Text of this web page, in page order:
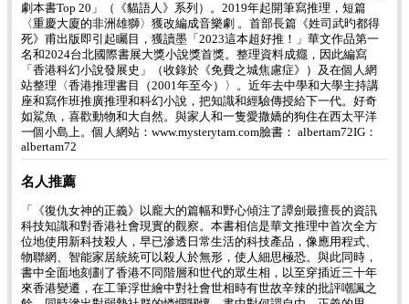
劇本書Top 20」（《貓語人》系列）。2019年起開筆寫推理，短篇
〈重慶大廈的非洲雄獅〉獲改編成音樂劇 。首部長篇《姓司武旳都得
死》甫出版即引起矚目，獲讀墨「2023這本超好推！」華文作品第一
名和2024台北國際書展大獎小說獎首獎。整理資料成癮，因此編寫
「香港科幻小說發展史」（收錄於《免費之城焦慮症》）及在個人網
站整理〈香港推理書目（2001年至今）〉。近年去中學和大學主持講
座和寫作班推廣推理和科幻小說，把知識和經驗傳授給下一代。好奇
如鯊魚，喜歡動物和大自然。與家人和一隻愛撒嬌的狗住在西太平洋
一個小島上。個人網站：www.mysterytam.com臉書： albertam72IG：
albertam72
名人推薦
「《復仇女神的正義》以龐大的篇幅和野心傾注了譚劍最擅長的資訊
科技知識和對香港社會現實的觀察。本書相信是華文推理中首次全方
位地使用新科技殺人，早已滲透日常生活的科技產品，像應用程式、
物聯網、智能家居統統可以殺人於無形，使人細思極恐。與此同時，
書中全面地刻劃了香港不同階層和世代的眾生相，以至穿插近三十年
來香港變遷，在工筆浮世繪中對社會世相時有世故辛辣的批評嘲諷之